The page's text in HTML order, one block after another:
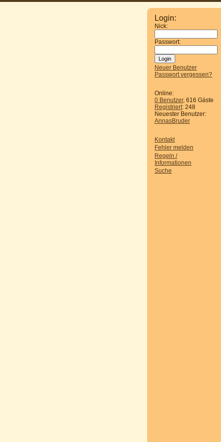
Login:
Nick:
Passwort:
Neuer Benutzer
Passwort vergessen?
Online:
0 Benutzer, 616 Gäste
Registriert: 248
Neuester Benutzer:
AnnasBruder
Kontakt
Fehler melden
Regeln /
Informationen
Suche